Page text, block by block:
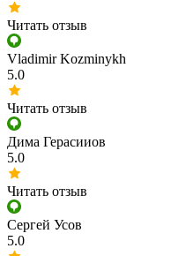
Читать отзыв
Vladimir Kozminykh
5.0
Читать отзыв
Дима Герасииов
5.0
Читать отзыв
​Сергей Усов
5.0